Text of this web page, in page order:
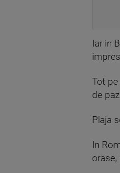
Iar in
Tot
de
Plaja
In